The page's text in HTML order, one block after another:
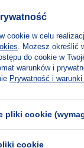
cookie w celu
. Możesz określić
do cookie w
warunków i
Prywatność i
pliki cookie
cookie